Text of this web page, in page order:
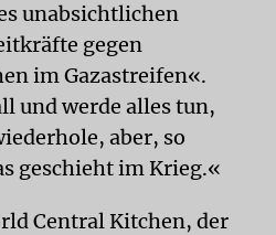
unabsichtlichen
gegen
im Gazastreifen«.
und werde alles tun,
aber, so
geschieht im Krieg.«
Central Kitchen, der